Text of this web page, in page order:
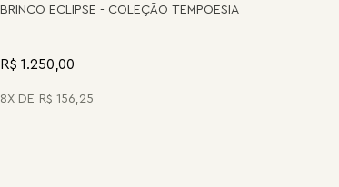
BRINCO ECLIPSE - COLEÇÃO TEMPOESIA
R$ 1.250,00
8 R$ 156,25